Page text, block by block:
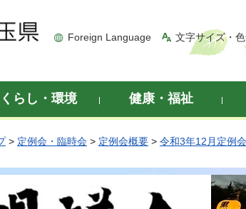
Foreign Language 文字サイズ・
くらし・環境 健康・福祉
> 定例会・臨時会 > 定例会概要 > 令和3年12月定例